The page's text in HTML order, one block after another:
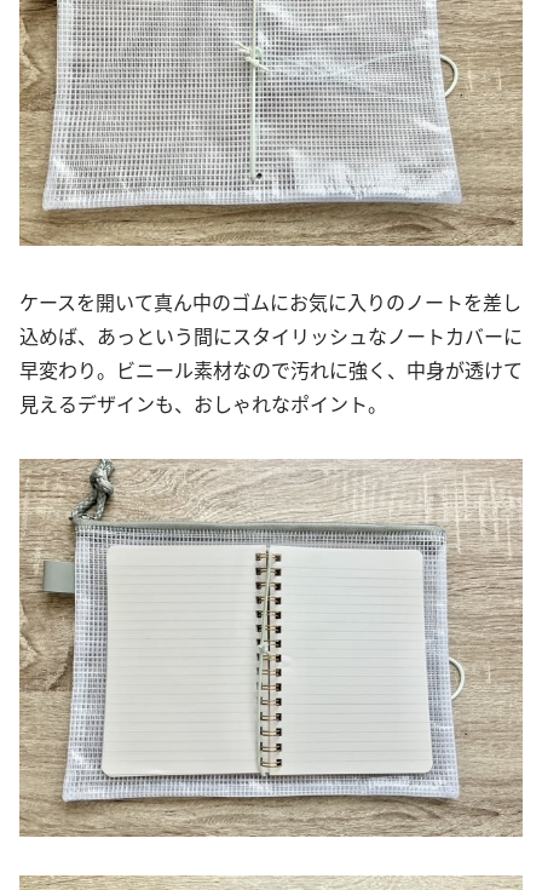
ケースを開いて真ん中のゴムにお気に入りのノートを差し
込めば、あっという間にスタイリッシュなノートカバーに
早変わり。ビニール素材なので汚れに強く、中身が透けて
見えるデザインも、おしゃれなポイント。